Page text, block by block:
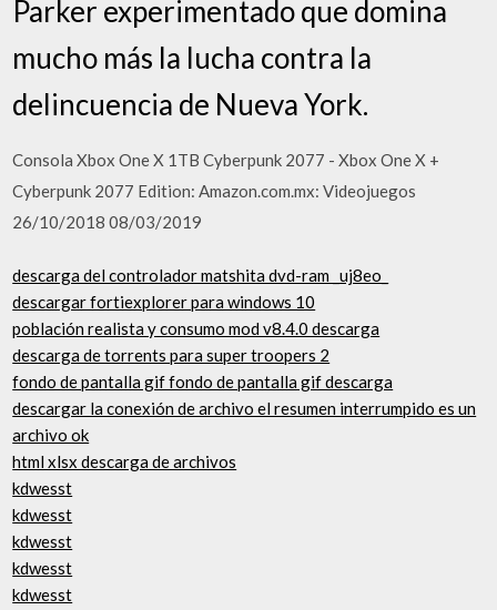
Parker experimentado que domina
mucho más la lucha contra la
delincuencia de Nueva York.
Consola Xbox One X 1TB Cyberpunk 2077 - Xbox One X +
Cyberpunk 2077 Edition: Amazon.com.mx: Videojuegos
26/10/2018 08/03/2019
descarga del controlador matshita dvd-ram _uj8eo_
descargar fortiexplorer para windows 10
población realista y consumo mod v8.4.0 descarga
descarga de torrents para super troopers 2
fondo de pantalla gif fondo de pantalla gif descarga
descargar la conexión de archivo el resumen interrumpido es un
archivo ok
html xlsx descarga de archivos
kdwesst
kdwesst
kdwesst
kdwesst
kdwesst